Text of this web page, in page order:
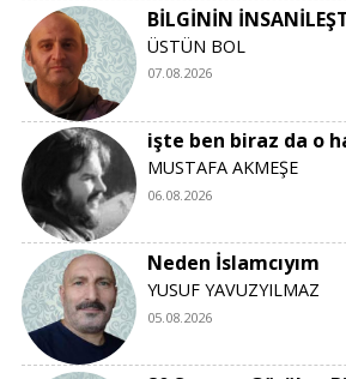
BİLGİNİN
ÜSTÜN BOL
07.08.2026
işte ben biraz da o
MUSTAFA AKMEŞE
06.08.2026
Neden İslamcıyım
YUSUF YAVUZYILMAZ
05.08.2026